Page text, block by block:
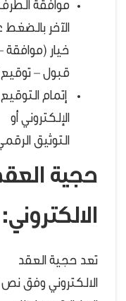
موافقة
الآخر
خيار (موافقة
قبول –
إتمام التوقيع
الإلكتروني أو
التوثيق
حجية
الالكتروني:
تعد حجية العقد
الالكتروني وفق نص